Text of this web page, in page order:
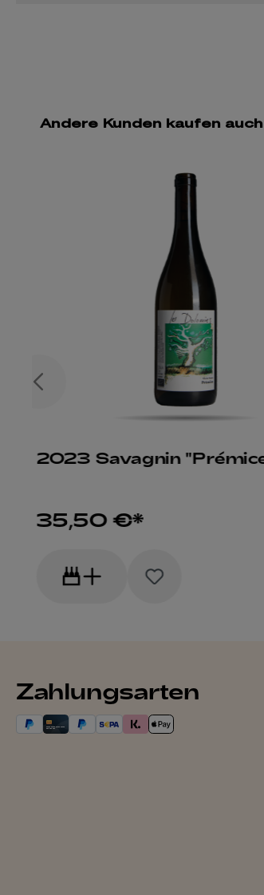
Andere Kunden kaufen auch
2023 Savagnin
35,50 €*
Zahlungsarten